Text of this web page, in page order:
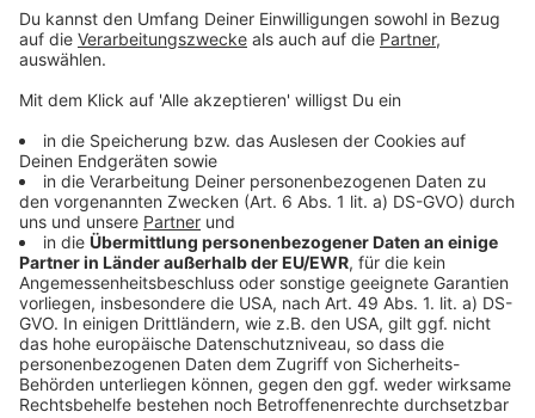
Menschen nur etwas in der gleichen Höhe
verkaufen, wie das Vertrauen aufgebaut ist.“
TAT0179 – Florian Litterst: „Oft wird mit dem
falschen Mindset an den Kanal Facebook
herangegangen.“
TAT0178 – Philipp Moser: „SEO-Content muss
so wertvoll sein, dass die User ihn gerne lesen.“
TAT0177 – 10 Erfolgsfaktoren für deinen
Podcast
TAT0176 – So bastelst du deinen
Wunschkunden
TAT0175 – Gerhard Kürner: „Filialisten können
mir sagen wie viele Kunden deren Stores
besuchen, aber nicht wie viele die Website.“